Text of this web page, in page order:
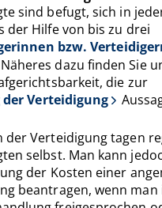
sind befugt, sich in
der Hilfe von bis zu drei
bzw.
dazu finden Sie
die zur
Verteidigung
der Verteidigung tagen
selbst. Man kann
der Kosten einer
beantragen, wenn man